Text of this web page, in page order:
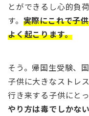
とができるし心的負
す。 実際にこれで子
よく起こります。
そう。帰国生受験、
子供に大きなストレ
行き来する子供にとっ
やり方は毒でしかな